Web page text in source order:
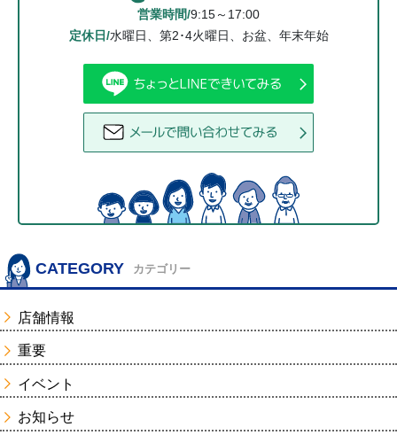
営業時間/9:15～17:00
定休日/水曜日、第2･4火曜日、お盆、年末年始
CATEGORY カテゴリー
店舗情報
重要
イベント
お知らせ